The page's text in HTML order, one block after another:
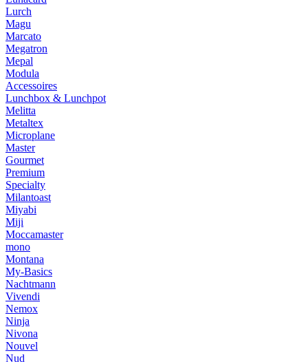
Lurch
Magu
Marcato
Megatron
Mepal
Modula
Accessoires
Lunchbox & Lunchpot
Melitta
Metaltex
Microplane
Master
Gourmet
Premium
Specialty
Milantoast
Miyabi
Miji
Moccamaster
mono
Montana
My-Basics
Nachtmann
Vivendi
Nemox
Ninja
Nivona
Nouvel
Nud